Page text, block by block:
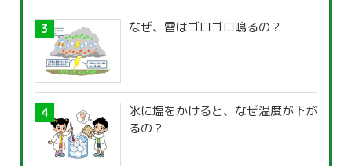
なぜ、雷はゴロゴロ鳴るの？
氷に塩をかけると、なぜ温度が下が
るの？